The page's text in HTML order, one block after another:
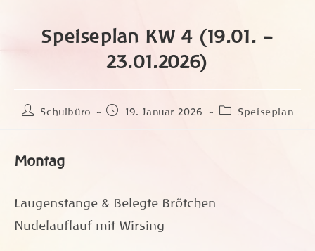
Speiseplan KW 4 (19.01. –
23.01.2026)
Beitrags-
Schulbüro
Beitrag19. Januar 2026
Beitrags-
Speiseplan
Montag
Laugenstange & Belegte Brötchen
Nudelauflauf mit Wirsing